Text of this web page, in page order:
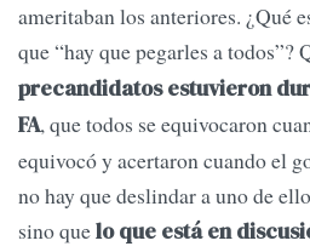
ameritaban los anteriores. ¿Qué
que “hay que pegarles a todos”?
precandidatos estuvieron
FA, que todos se equivocaron
equivocó y acertaron cuando el
no hay que deslindar a uno de
sino quelo que está en